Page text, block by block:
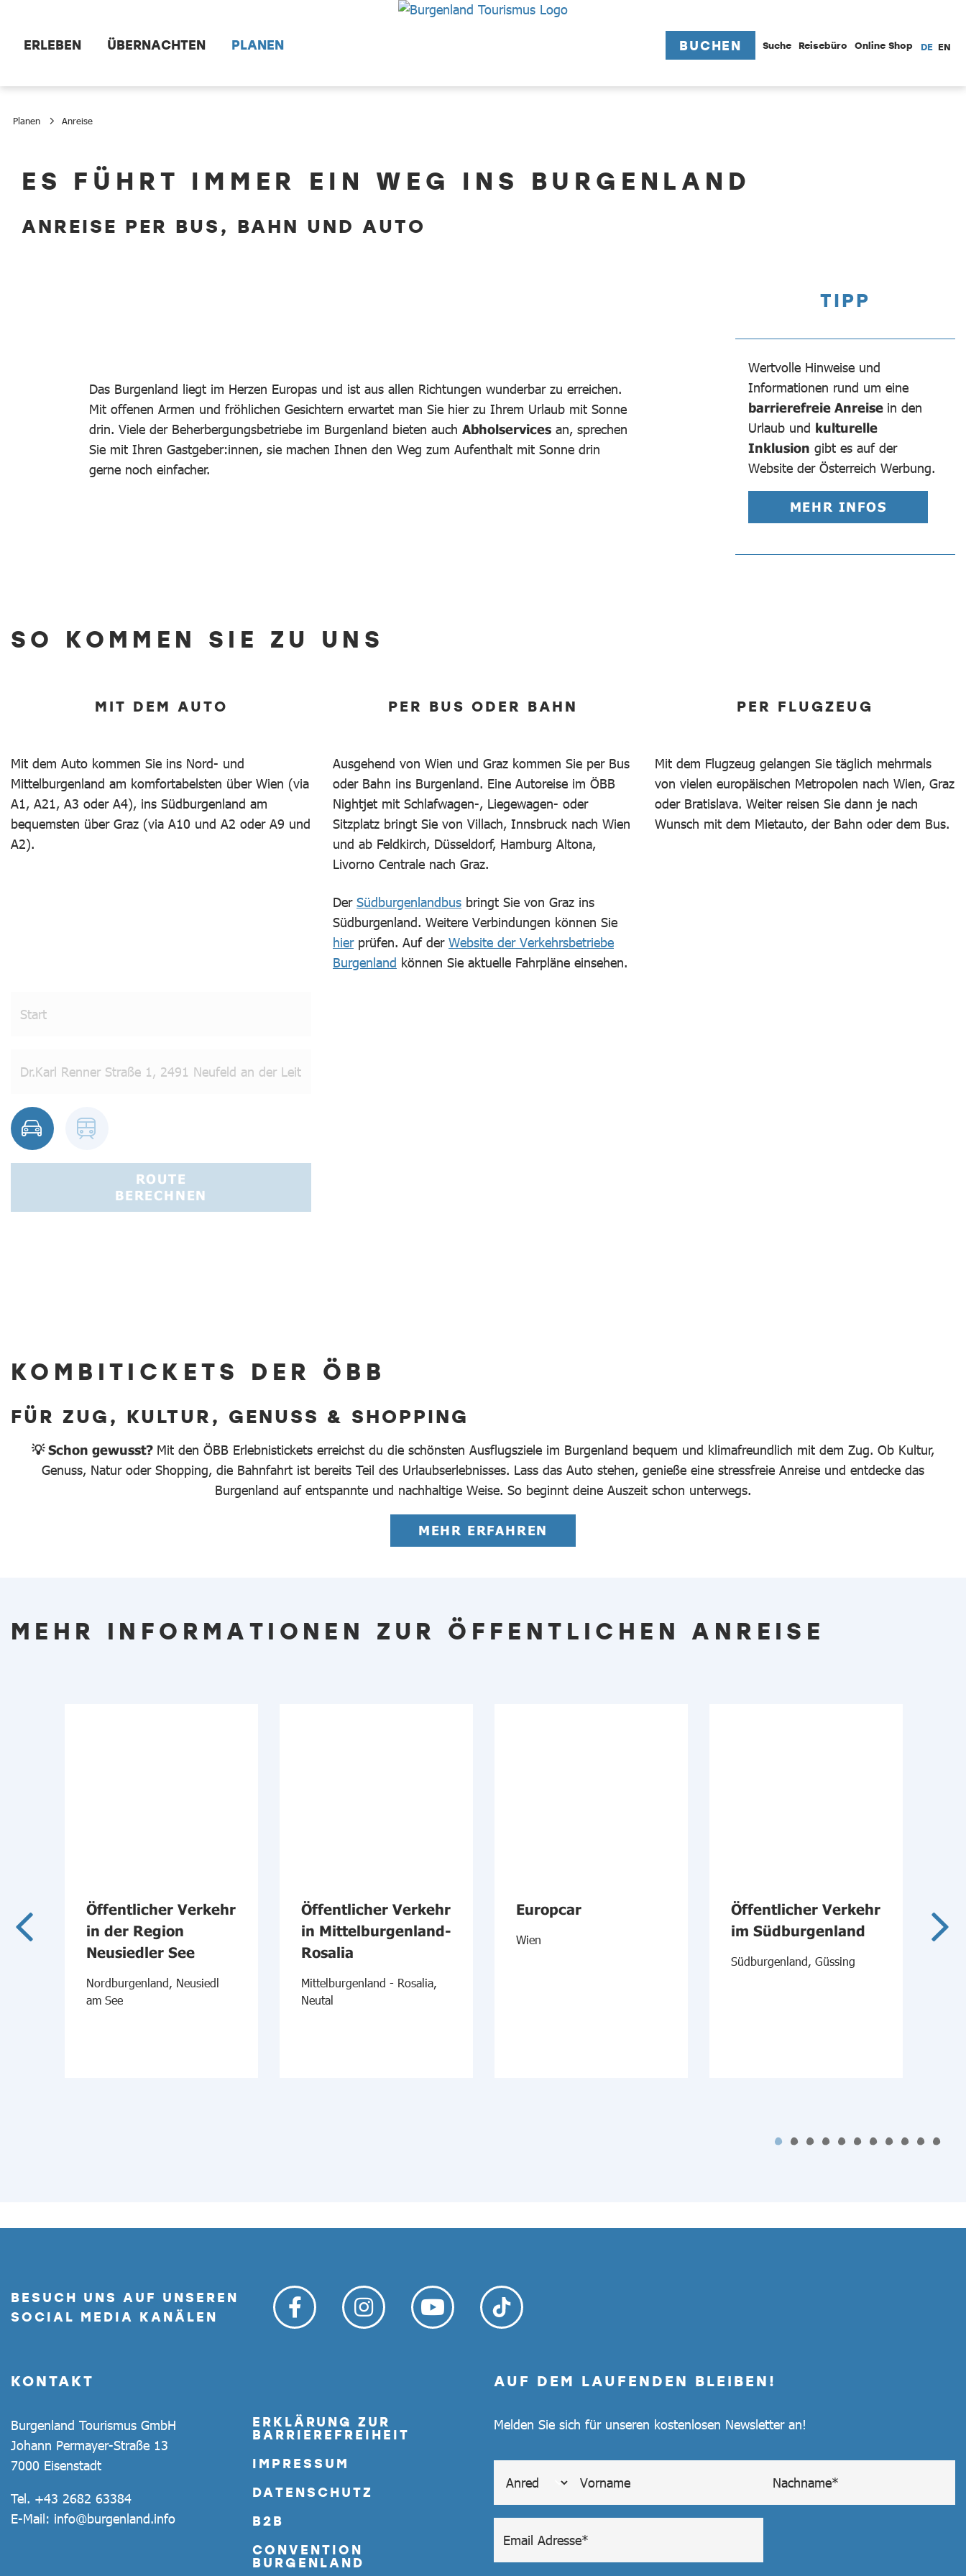
ERLEBEN ÜBERNACHTEN PLANEN BUCHEN Suche Reisebüro Online Shop DE EN
Planen Anreise
AnreiseES FÜHRT IMMER EIN WEG INS BURGENLAND
ANREISE PER BUS, BAHN UND AUTO
Das Burgenland liegt im Herzen Europas und ist aus allen Richtungen wunderbar zu erreichen.
Mit offenen Armen und fröhlichen Gesichtern erwartet man Sie hier zu Ihrem Urlaub mit Sonne
drin. Viele der Beherbergungsbetriebe im Burgenland bieten auch Abholservices an, sprechen
Sie mit Ihren Gastgeber:innen, sie machen Ihnen den Weg zum Aufenthalt mit Sonne drin
gerne noch einfacher.
TIPP
Wertvolle Hinweise und
Informationen rund um eine
barrierefreie Anreise in den
Urlaub und kulturelle
Inklusion gibt es auf der
Website der Österreich Werbung.
MEHR INFOS
SO KOMMEN SIE ZU UNS
MIT DEM AUTO
Mit dem Auto kommen Sie ins Nord- und
Mittelburgenland am komfortabelsten über Wien (via
A1, A21, A3 oder A4), ins Südburgenland am
bequemsten über Graz (via A10 und A2 oder A9 und
A2).
PER BUS ODER BAHN
Ausgehend von Wien und Graz kommen Sie per Bus
oder Bahn ins Burgenland. Eine Autoreise im ÖBB
Nightjet mit Schlafwagen-, Liegewagen- oder
Sitzplatz bringt Sie von Villach, Innsbruck nach Wien
und ab Feldkirch, Düsseldorf, Hamburg Altona,
Livorno Centrale nach Graz.
Der Südburgenlandbus bringt Sie von Graz ins
Südburgenland. Weitere Verbindungen können Sie
hierprüfen. Auf der Website der Verkehrsbetriebe
Burgenland können Sie aktuelle Fahrpläne einsehen.
PER FLUGZEUG
Mit dem Flugzeug gelangen Sie täglich mehrmals
von vielen europäischen Metropolen nach Wien, Graz
oder Bratislava. Weiter reisen Sie dann je nach
Wunsch mit dem Mietauto, der Bahn oder dem Bus.
ROUTE
BERECHNEN
KOMBITICKETS DER ÖBB
FÜR ZUG, KULTUR, GENUSS & SHOPPING
💡 Schon gewusst? Mit den ÖBB Erlebnistickets erreichst du die schönsten Ausflugsziele im Burgenland bequem und klimafreundlich mit dem Zug. Ob Kultur,
Genuss, Natur oder Shopping, die Bahnfahrt ist bereits Teil des Urlaubserlebnisses. Lass das Auto stehen, genieße eine stressfreie Anreise und entdecke das
Burgenland auf entspannte und nachhaltige Weise. So beginnt deine Auszeit schon unterwegs.
MEHR ERFAHREN
MEHR INFORMATIONEN ZUR ÖFFENTLICHEN ANREISE
Öffentlicher Verkehr
in der Region
Neusiedler See
Nordburgenland, Neusiedl
am See
Öffentlicher Verkehr
in Mittelburgenland-
Rosalia
Mittelburgenland - Rosalia,
Neutal
Europcar
Wien
Öffentlicher Verkehr
im Südburgenland
Südburgenland, Güssing
BESUCH UNS AUF UNSEREN
SOCIAL MEDIA KANÄLEN
KONTAKT
Burgenland Tourismus GmbH
Johann Permayer-Straße 13
7000 Eisenstadt
Tel. +43 2682 63384
E-Mail: info@burgenland.info
ERKLÄRUNG ZUR
BARRIEREFREIHEIT
IMPRESSUM
DATENSCHUTZ
B2B
CONVENTION
BURGENLAND
AUF DEM LAUFENDEN BLEIBEN!
Melden Sie sich für unseren kostenlosen Newsletter an!